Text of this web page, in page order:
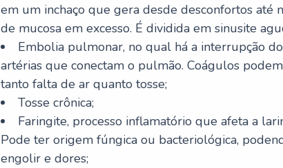
em um inchaço que gera desde desconfortos até
de mucosa em excesso. É dividida em sinusite
Embolia pulmonar, no qual há a interrupção
artérias que conectam o pulmão. Coágulos
tanto falta de ar quanto tosse;
Tosse crônica;
Faringite, processo inflamatório que afeta a
Pode ter origem fúngica ou bacteriológica,
engolir e dores;